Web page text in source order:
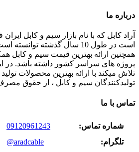
درباره ما
آراد کابل که با نام بازار سیم و کابل
است در طول 10 سال گذشته
همچنین ارائه بهترین قیمت سیم و کابل
پروژه های سراسر کشور داشته باشد. در
تلاش میکند با ارائه بهترین محصولات
تولیدکنندگان سیم و کابل ، از حقوق
تماس با ما
شماره تماس:
09120961243
تلگرام:
@aradcable